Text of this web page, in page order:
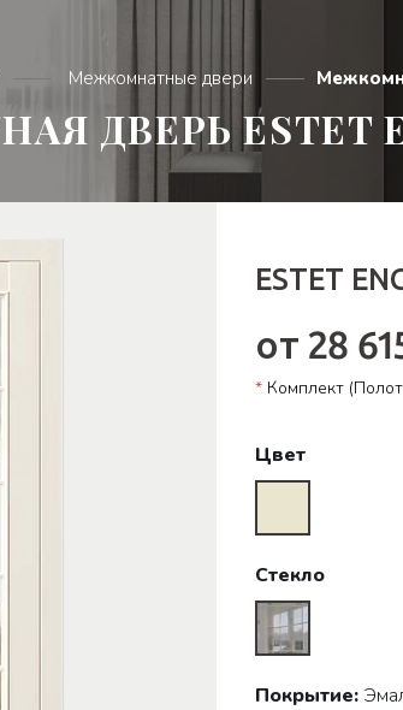
Межкомнатные двери
ДВЕРЬ ESTET
ESTET
от 28
* Комплект
Цвет
Стекло
Покрытие: